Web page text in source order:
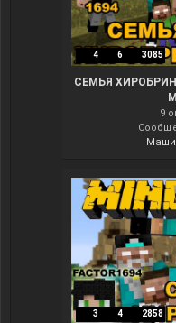
4 6 3085
СЕМЬЯ
9
3 4 2858